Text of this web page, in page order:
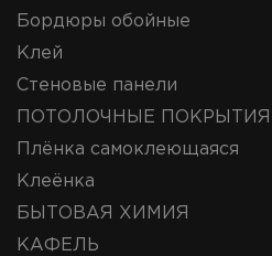
Бордюры обойные
Клей
Стеновые панели
ПОТОЛОЧНЫЕ ПОКРЫТИЯ
Плёнка самоклеющаяся
Клеёнка
БЫТОВАЯ ХИМИЯ
КАФЕЛЬ